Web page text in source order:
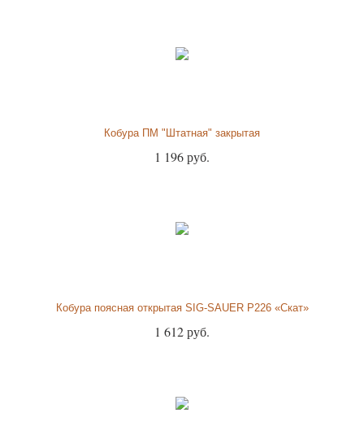
Кобура ПМ "Штатная" закрытая
1 196 руб.
Кобура поясная открытая SIG-SAUER P226 «Скат»
1 612 руб.